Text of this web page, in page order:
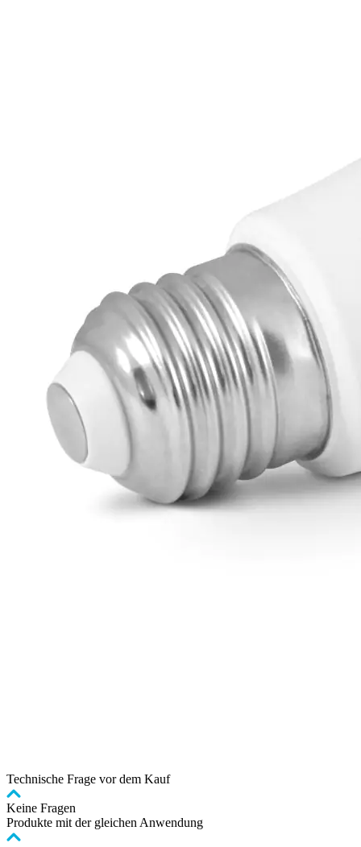
Technische Frage vor dem Kauf
Keine Fragen
Produkte mit der gleichen Anwendung